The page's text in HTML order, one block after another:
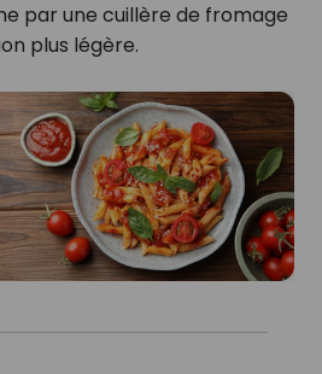
par une cuillère de fromage
plus légère.